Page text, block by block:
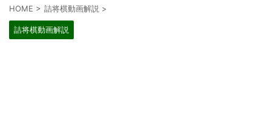
HOME > 詰将棋動画解説 >
詰将棋動画解説